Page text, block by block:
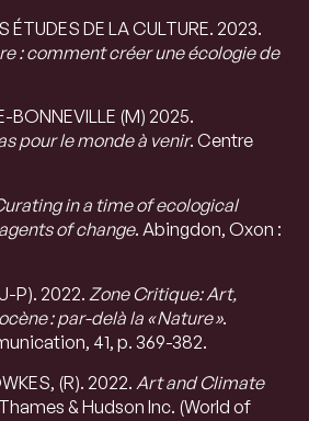
ÉTUDES DE LA CULTURE. 2023.
: comment créer une écologie de
BONNEVILLE (M) 2025.
pour le monde à venir. Centre
in a time of ecological
of change. Abingdon, Oxon :
P). 2022. Zone Critique: Art,
: par-delà la « Nature ».
41, p. 369-382.
(R). 2022. Art and Climate
& Hudson Inc. (World of